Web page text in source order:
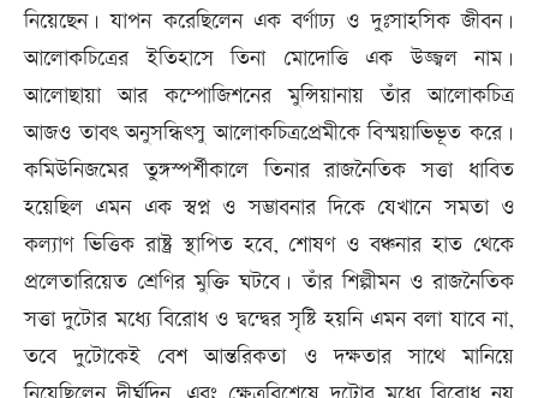
নিয়েছেন। যাপন করেছিলেন এক বর্ণাঢ্য ও দুঃসাহসিক জীবন।
আলোকচিত্রের ইতিহাসে তিনা মোদোত্তি এক উজ্জ্বল নাম।
আলোছায়া আর কম্পোজিশনের মুন্সিয়ানায় তাঁর আলোকচিত্র
আজও তাবৎ অনুসন্ধিৎসু আলোকচিত্রপ্রেমীকে বিস্ময়াভিভূত করে।
কমিউনিজমের তুঙ্গস্পর্শীকালে তিনার রাজনৈতিক সত্তা ধাবিত
হয়েছিল এমন এক স্বপ্ন ও সম্ভাবনার দিকে যেখানে সমতা ও
কল্যাণ ভিত্তিক রাষ্ট্র স্থাপিত হবে, শোষণ ও বঞ্চনার হাত থেকে
প্রলেতারিয়েত শ্রেণির মুক্তি ঘটবে। তাঁর শিল্পীমন ও রাজনৈতিক
সত্তা দুটোর মধ্যে বিরোধ ও দ্বন্দ্বের সৃষ্টি হয়নি এমন বলা যাবে না,
তবে দুটোকেই বেশ আন্তরিকতা ও দক্ষতার সাথে মানিয়ে